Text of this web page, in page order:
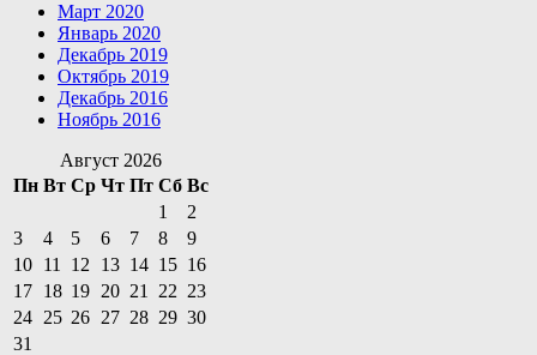
Март 2020
Январь 2020
Декабрь 2019
Октябрь 2019
Декабрь 2016
Ноябрь 2016
Август 2026
Пн Вт Ср Чт Пт Сб Вс
1
2
3
4 5 6 7 8
9
10 11 12 13 14 15 16
17 18 19 20 21 22 23
24 25 26 27 28 29 30
31